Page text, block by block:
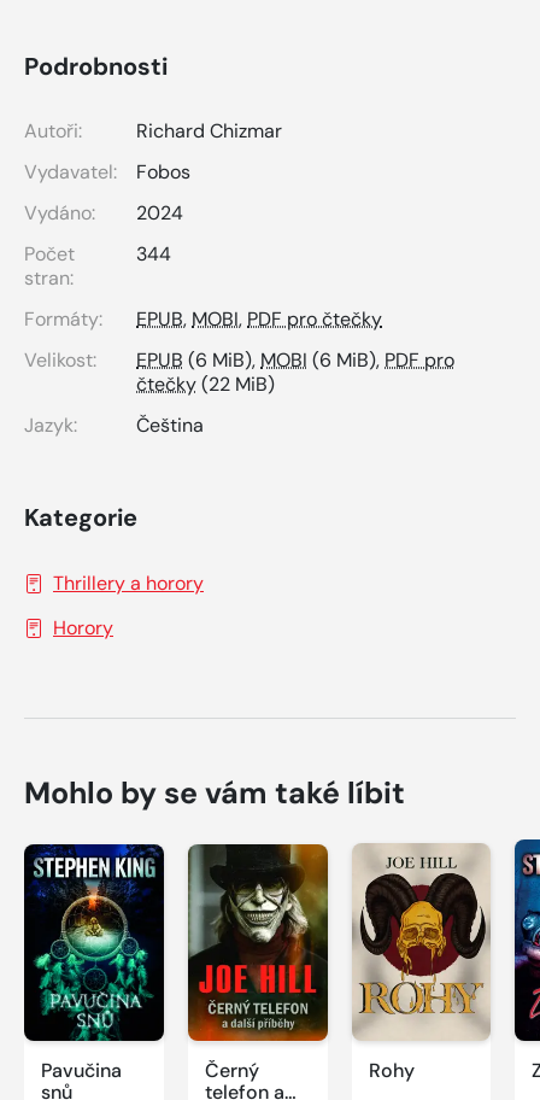
Podrobnosti
Autoři:
Richard Chizmar
Vydavatel:
Fobos
Vydáno:
2024
Počet
stran:
344
Formáty: EPUB,MOBI,PDF pro čtečky
Velikost:
EPUB (6 MiB),MOBI (6 MiB),PDF pro
čtečky(22 MiB)
Jazyk:
Čeština
Kategorie
Thrillery a horory
Horory
Mohlo by se vám také líbit
Pavučina
snů
Černý
telefon a
Rohy